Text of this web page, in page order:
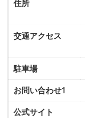
住所
交通アクセス
駐車場
お問い合わせ1
公式サイト